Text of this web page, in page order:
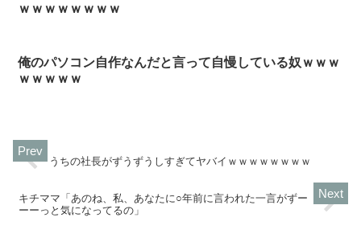
ｗｗｗｗｗｗｗｗ
俺のパソコン自作なんだと言って自慢している奴ｗｗｗ
ｗｗｗｗｗ
うちの社長がずうずうしすぎてヤバイｗｗｗｗｗｗｗｗ
キチママ「あのね、私、あなたに○年前に言われた一言がずー
ーーっと気になってるの」